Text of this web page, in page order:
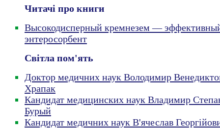
Читачі про книги
Высокодисперный кремнезем —
энтеросорбент
Світла пом'ять
Доктор медичних наук Володимир
Храпак
Кандидат медицинских наук Владимир
Бурый
Кандидат медичних наук В'ячеслав